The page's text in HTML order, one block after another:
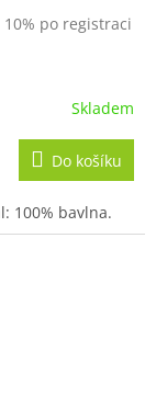
10% po registraci
Skladem
Do košíku
100% bavlna.